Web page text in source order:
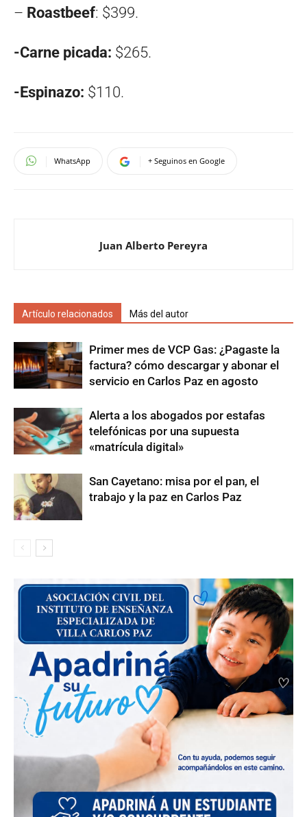
– Roastbeef: $399.
-Carne picada: $265.
-Espinazo: $110.
WhatsApp + Seguinos en Google
Juan Alberto Pereyra
Artículo relacionados Más del autor
Primer mes de VCP Gas: ¿Pagaste la
factura? cómo descargar y abonar el
servicio en Carlos Paz en agosto
Alerta a los abogados por estafas
telefónicas por una supuesta
«matrícula digital»
San Cayetano: misa por el pan, el
trabajo y la paz en Carlos Paz